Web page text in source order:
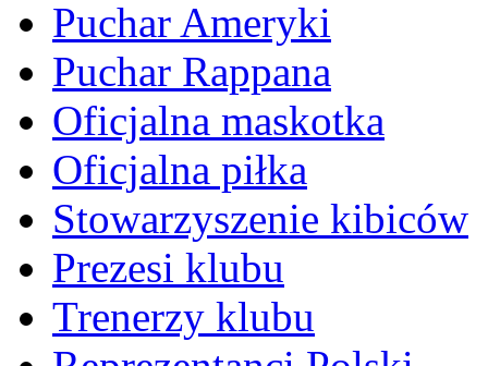
Puchar Ameryki
Puchar Rappana
Oficjalna maskotka
Oficjalna piłka
Stowarzyszenie kibiców
Prezesi klubu
Trenerzy klubu